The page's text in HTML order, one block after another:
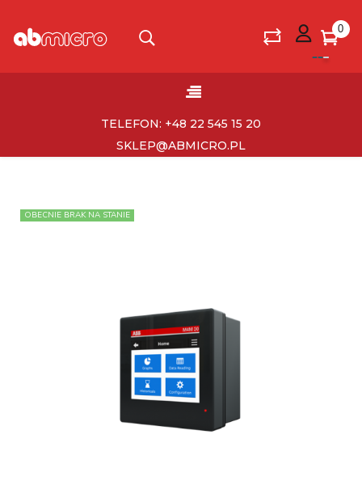
0
Toggle
☰
TELEFON: +48 22 545 15 20
SKLEP@ABMICRO.PL
OBECNIE BRAK NA STANIE